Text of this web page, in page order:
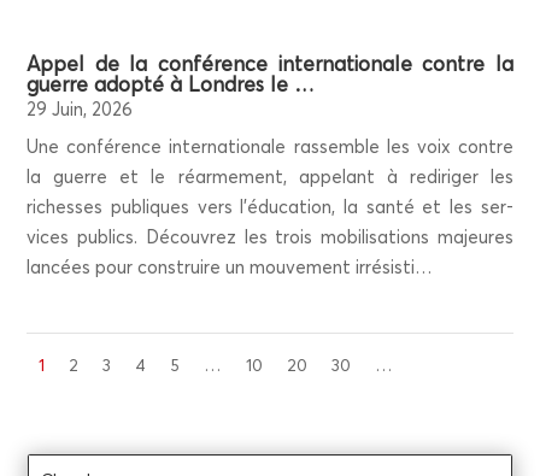
Appel de la confé­rence inter­na­tio­nale contre la
guerre adop­té à Londres le …
29 Juin, 2026
Une confé­rence inter­na­tio­nale ras­semble les voix contre
la guerre et le réar­me­ment, appe­lant à redi­ri­ger les
richesses publiques vers l’é­du­ca­tion, la san­té et les ser­
vices publics. Décou­vrez les trois mobi­li­sa­tions majeures
lan­cées pour construire un mou­ve­ment irrésisti…
1 2 3 4 5 … 10 20 30 …